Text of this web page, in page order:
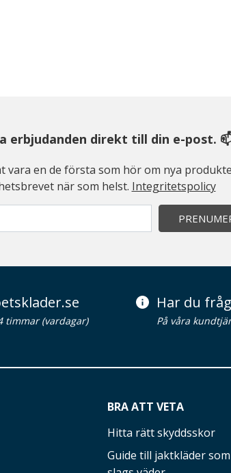
erbjudanden direkt till din e-post.
vara en de första som hör om nya
när som helst. Integritetspolicy
timmar (vardagar)
Har du
På våra
BRA ATT VETA
Hitta rätt skyddsskor
Guide till jaktkläder